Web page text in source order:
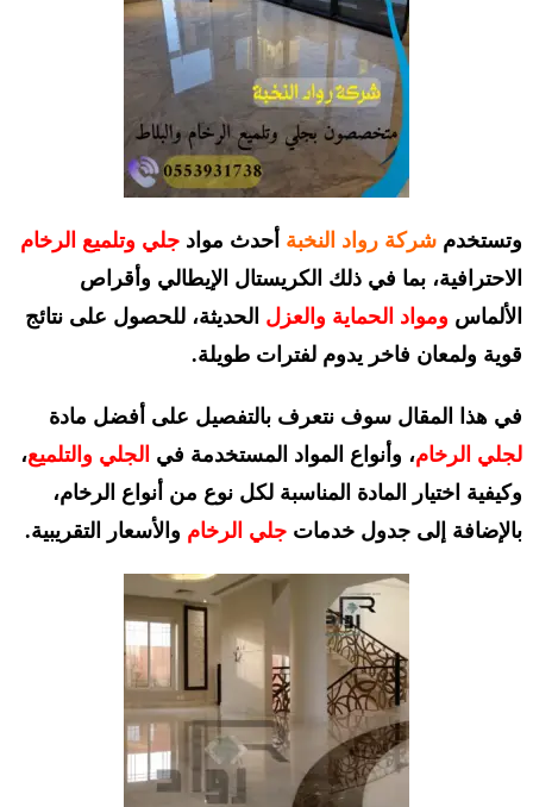
وتستخدم شركة رواد النخبة أحدث مواد جلي وتلميع الرخام
الاحترافية، بما في ذلك الكريستال الإيطالي وأقراص
الألماس ومواد الحماية والعزل الحديثة، للحصول على نتائج
قوية ولمعان فاخر يدوم لفترات طويلة.
في هذا المقال سوف نتعرف بالتفصيل على أفضل مادة
لجلي الرخام، وأنواع المواد المستخدمة في الجلي والتلميع،
وكيفية اختيار المادة المناسبة لكل نوع من أنواع الرخام،
بالإضافة إلى جدول خدمات جلي الرخام والأسعار التقريبية.